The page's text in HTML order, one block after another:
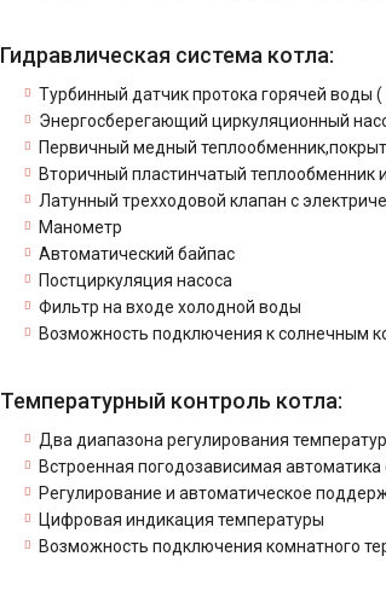
Гидравлическая система котла:
Турбинный датчик протока горячей воды
Энергосберегающий циркуляционный
Первичный медный
Вторичный пластинчатый
Латунный трехходовой клапан с
Манометр
Автоматический байпас
Постциркуляция насоса
Фильтр на входе холодной воды
Возможность подключения к солнечным
Температурный контроль котла:
Два диапазона регулирования
Встроенная погодозависимая
Регулирование и автоматическое
Цифровая индикация температуры
Возможность подключения комнатного